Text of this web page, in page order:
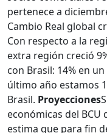
pertenece a
Cambio Real global
Con respecto a la
extra región creció
con Brasil: 14% en
último año estamos
Brasil. Proyecciones
económicas del
estima que para fin